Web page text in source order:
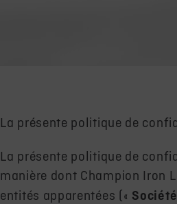
La présente politique de
La présente politique de
manière dont Champion Iron
entités apparentées (« Société